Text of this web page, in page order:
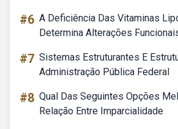
#6 A Deficiência Das Vitaminas
Determina Alterações
#7 Sistemas Estruturantes E
Administração Pública Federal
#8 Qual Das Seguintes Opções
Relação Entre Imparcialidade